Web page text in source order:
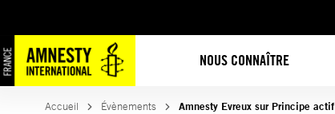
NOUS CONNAÎTRE
Accueil Évènements Amnesty Evreux sur Principe actif